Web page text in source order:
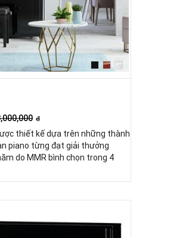
đ
thiết kế dựa trên những thành
piano từng đạt giải thưởng
do MMR bình chọn trong 4